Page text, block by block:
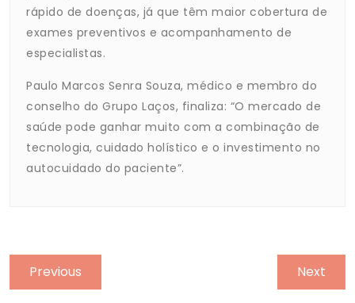
rápido de doenças, já que têm maior cobertura de
exames preventivos e acompanhamento de
especialistas.
Paulo Marcos Senra Souza, médico e membro do
conselho do Grupo Laços, finaliza: “O mercado de
saúde pode ganhar muito com a combinação de
tecnologia, cuidado holístico e o investimento no
autocuidado do paciente”.
Previous Next